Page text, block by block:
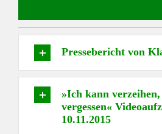
Pressebericht von
»Ich kann
vergessen«
10.11.2015